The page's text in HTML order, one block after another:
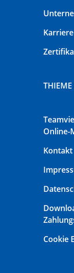
Karriere
Online-
Kontakt
Cookie